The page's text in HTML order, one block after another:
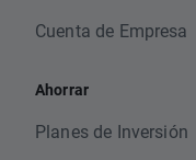
Cuenta de Empresa
Ahorrar
Planes de Inversión